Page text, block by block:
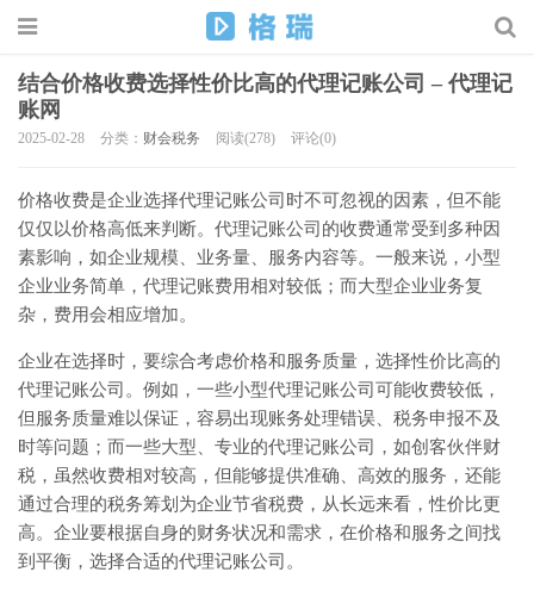
结合价格收费选择性价比高的代理记账公司 – 代理记
账网
2025-02-28 分类： 财会税务 阅读(278) 评论(0)
价格收费是企业选择代理记账公司时不可忽视的因素，但不能
仅仅以价格高低来判断。代理记账公司的收费通常受到多种因
素影响，如企业规模、业务量、服务内容等。一般来说，小型
企业业务简单，代理记账费用相对较低；而大型企业业务复
杂，费用会相应增加。
企业在选择时，要综合考虑价格和服务质量，选择性价比高的
代理记账公司。例如，一些小型代理记账公司可能收费较低，
但服务质量难以保证，容易出现账务处理错误、税务申报不及
时等问题；而一些大型、专业的代理记账公司，如创客伙伴财
税，虽然收费相对较高，但能够提供准确、高效的服务，还能
通过合理的税务筹划为企业节省税费，从长远来看，性价比更
高。企业要根据自身的财务状况和需求，在价格和服务之间找
到平衡，选择合适的代理记账公司。